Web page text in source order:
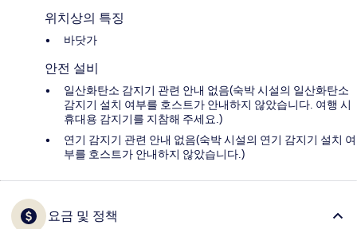
위치상의 특징
바닷가
안전 설비
일산화탄소 감지기 관련 안내 없음(숙박 시설의 일산화탄소
감지기 설치 여부를 호스트가 안내하지 않았습니다. 여행 시
휴대용 감지기를 지참해 주세요.)
연기 감지기 관련 안내 없음(숙박 시설의 연기 감지기 설치 여
부를 호스트가 안내하지 않았습니다.)
요금 및 정책